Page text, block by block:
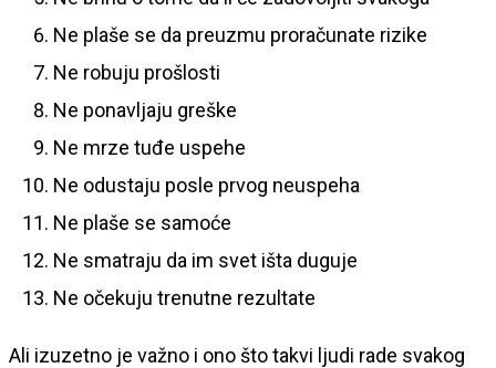
Ne plaše se da preuzmu proračunate rizike
Ne robuju prošlosti
Ne ponavljaju greške
Ne mrze tuđe uspehe
Ne odustaju posle prvog neuspeha
Ne plaše se samoće
Ne smatraju da im svet išta duguje
Ne očekuju trenutne rezultate
Ali izuzetno je važno i ono što takvi ljudi rade svakog